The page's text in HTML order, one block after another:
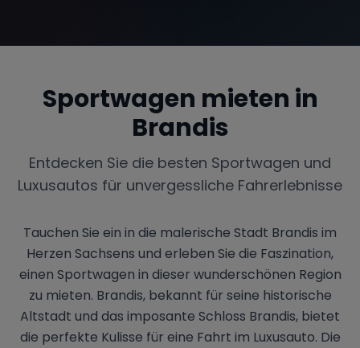
Sportwagen mieten in
Brandis
Entdecken Sie die besten Sportwagen und
Luxusautos für unvergessliche Fahrerlebnisse
Tauchen Sie ein in die malerische Stadt Brandis im
Herzen Sachsens und erleben Sie die Faszination,
einen Sportwagen in dieser wunderschönen Region
zu mieten. Brandis, bekannt für seine historische
Altstadt und das imposante Schloss Brandis, bietet
die perfekte Kulisse für eine Fahrt im Luxusauto. Die